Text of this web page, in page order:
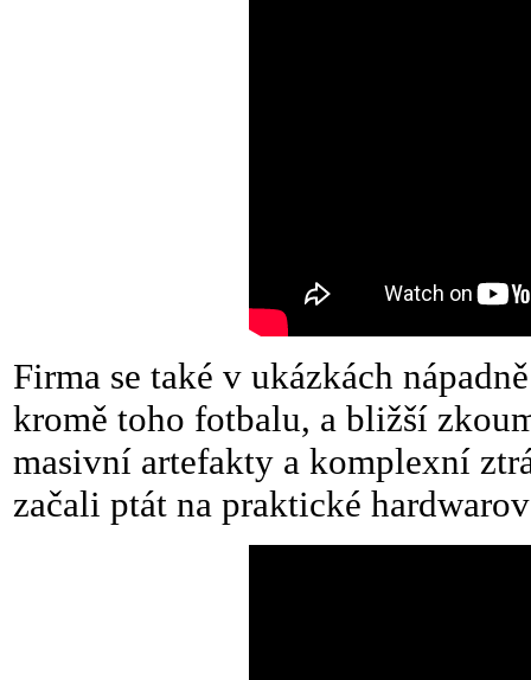
Firma se také v ukázkách
kromě toho fotbalu, a bližší
masivní artefakty a komplexní
začali ptát na praktické